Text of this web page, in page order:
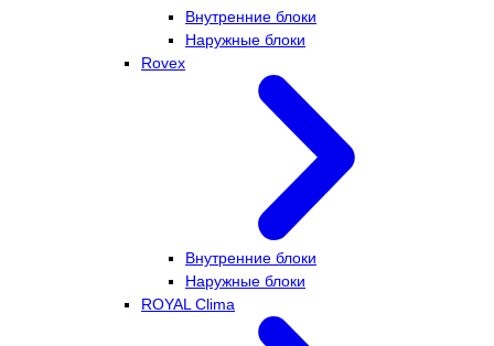
Внутренние блоки
Наружные блоки
Rovex
Внутренние блоки
Наружные блоки
ROYAL Clima